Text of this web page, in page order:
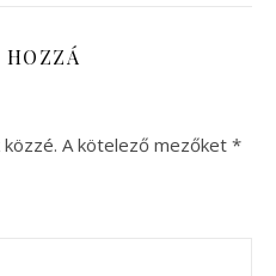
HOZZÁ
A kötelező mezőket *